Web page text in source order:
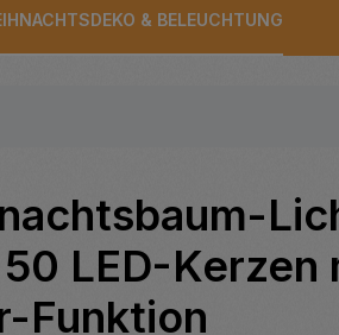
& BELEUCHTUNG
LED-Kerzen
Funktion